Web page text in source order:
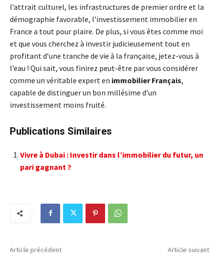
l’attrait culturel, les infrastructures de premier ordre et la
démographie favorable, l’investissement immobilier en
France a tout pour plaire. De plus, si vous êtes comme moi
et que vous cherchez à investir judicieusement tout en
profitant d’une tranche de vie à la française, jetez-vous à
l’eau ! Qui sait, vous finirez peut-être par vous considérer
comme un véritable expert en immobilier Français,
capable de distinguer un bon millésime d’un
investissement moins fruité.
Publications Similaires
Vivre à Dubai : Investir dans l’immobilier du futur, un
pari gagnant ?
Article précédent Article suivant